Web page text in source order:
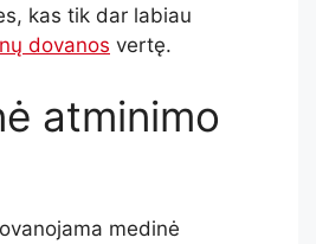
kas tik dar labiau
dovanos vertę.
atminimo
medinė